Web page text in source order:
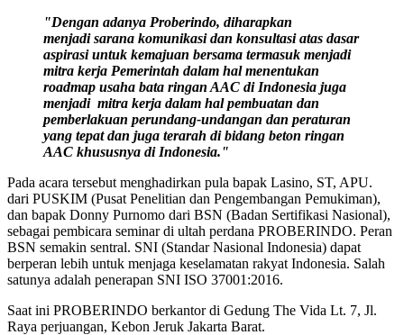
"Dengan adanya Proberindo, diharapkan
menjadi sarana komunikasi dan konsultasi atas dasar
aspirasi untuk kemajuan bersama termasuk menjadi
mitra kerja Pemerintah dalam hal menentukan
roadmap usaha bata ringan AAC di Indonesia juga
menjadi mitra kerja dalam hal pembuatan dan
pemberlakuan perundang-undangan dan peraturan
yang tepat dan juga terarah di bidang beton ringan
AAC khususnya di Indonesia."
Pada acara tersebut menghadirkan pula bapak Lasino, ST, APU.
dari PUSKIM (Pusat Penelitian dan Pengembangan Pemukiman),
dan bapak Donny Purnomo dari BSN (Badan Sertifikasi Nasional),
sebagai pembicara seminar di ultah perdana PROBERINDO. Peran
BSN semakin sentral. SNI (Standar Nasional Indonesia) dapat
berperan lebih untuk menjaga keselamatan rakyat Indonesia. Salah
satunya adalah penerapan SNI ISO 37001:2016.
Saat ini PROBERINDO berkantor di Gedung The Vida Lt. 7, Jl.
Raya perjuangan, Kebon Jeruk Jakarta Barat.